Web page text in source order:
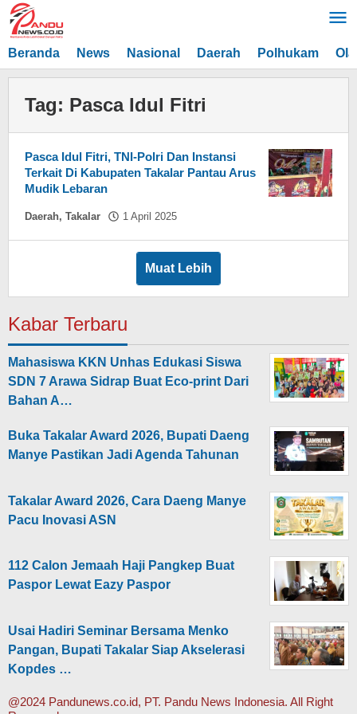
Lewati
ke
konten
Beranda News Nasional Daerah Polhukam
Tag: Pasca Idul Fitri
Pasca Idul Fitri, TNI-Polri Dan Instansi
Terkait Di Kabupaten Takalar Pantau Arus
Mudik Lebaran
Daerah, Takalar 1 April 2025
Muat Lebih
Kabar Terbaru
Mahasiswa KKN Unhas Edukasi Siswa
SDN 7 Arawa Sidrap Buat Eco-print Dari
Bahan A…
Buka Takalar Award 2026, Bupati Daeng
Manye Pastikan Jadi Agenda Tahunan
Takalar Award 2026, Cara Daeng Manye
Pacu Inovasi ASN
112 Calon Jemaah Haji Pangkep Buat
Paspor Lewat Eazy Paspor
Usai Hadiri Seminar Bersama Menko
Pangan, Bupati Takalar Siap Akselerasi
Kopdes …
@2024 Pandunews.co.id, PT. Pandu News Indonesia. All Right